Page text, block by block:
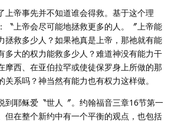
上帝事先并不知道谁会得救。基于这个理
〝上帝会尽可能地拯救更多的人。〞上帝能
拯救多少人？如果祂真是上帝，那祂就有能
多大的权力能救多少人？难道神没有能力干
摩西、在亚伯拉罕或使徒保罗身上所做的那
系吗？神当然有能力也有权力这样做。
到耶稣爱〝世人〞。约翰福音三章16节第一
但在整个新约中有一个平衡的观点，也包括